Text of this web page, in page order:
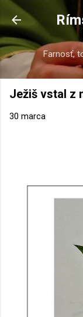
Farnosť,
Ježiš vstal z
30 marca